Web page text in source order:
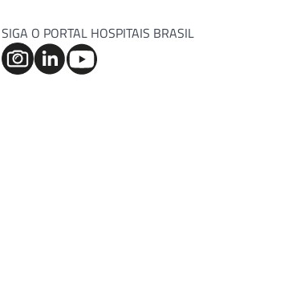
SIGA O PORTAL HOSPITAIS BRASIL